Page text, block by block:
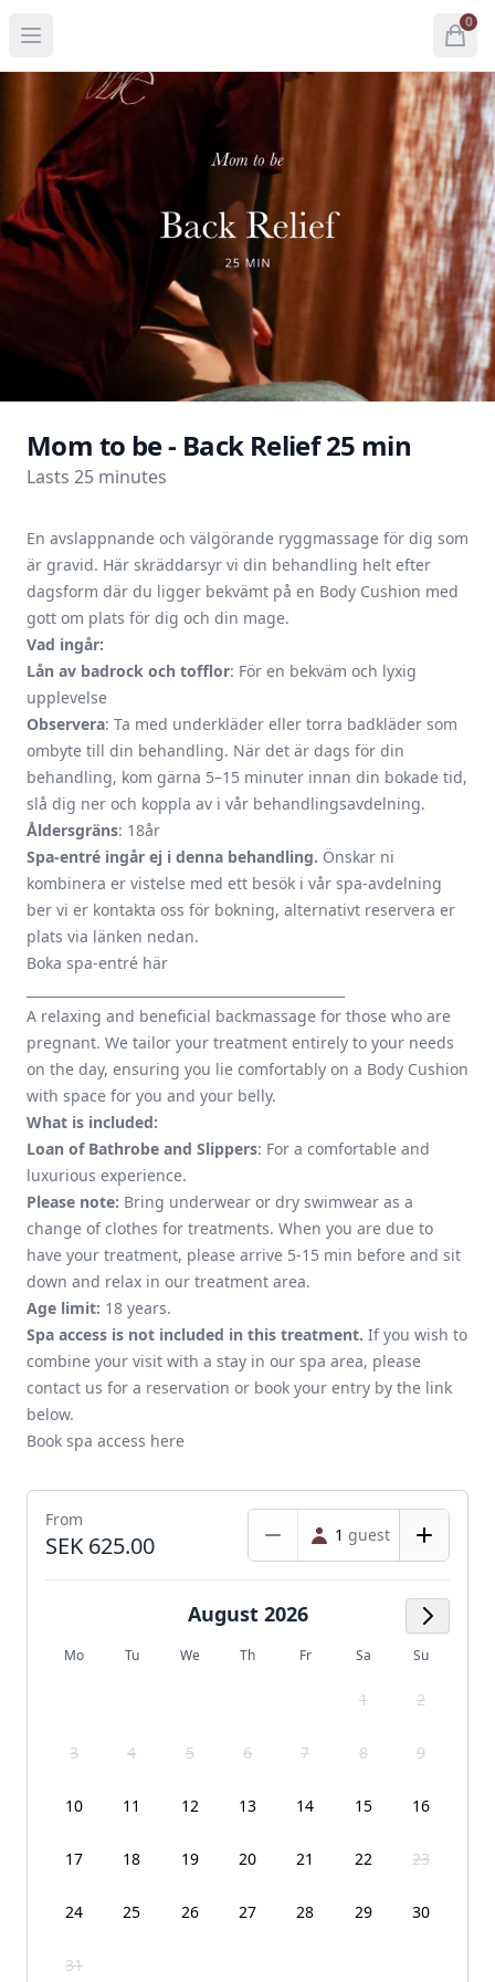
Open menu Open
0
items
Mom to be - Back Relief 25 min
Lasts 25 minutes
En avslappnande och välgörande ryggmassage för dig som
är gravid. Här skräddarsyr vi din behandling helt efter
dagsform där du ligger bekvämt på en Body Cushion med
gott om plats för dig och din mage.
Vad ingår:
Lån av badrock och tofflor: För en bekväm och lyxig
upplevelse
Observera: Ta med underkläder eller torra badkläder som
ombyte till din behandling. När det är dags för din
behandling, kom gärna 5–15 minuter innan din bokade tid,
slå dig ner och koppla av i vår behandlingsavdelning.
Åldersgräns: 18år
Spa-entré ingår ej i denna behandling. Önskar ni
kombinera er vistelse med ett besök i vår spa-avdelning
ber vi er kontakta oss för bokning, alternativt reservera er
plats via länken nedan.
Boka spa-entré här
A relaxing and beneficial backmassage for those who are
pregnant. We tailor your treatment entirely to your needs
on the day, ensuring you lie comfortably on a Body Cushion
with space for you and your belly.
What is included:
Loan of Bathrobe and Slippers: For a comfortable and
luxurious experience.
Please note: Bring underwear or dry swimwear as a
change of clothes for treatments. When you are due to
have your treatment, please arrive 5-15 min before and sit
down and relax in our treatment area.
Age limit: 18 years.
Spa access is not included in this treatment. If you wish to
combine your visit with a stay in our spa area, please
contact us for a reservation or book your entry by the link
below.
Book spa access here
From
SEK 625.00 1 guest
Next
August 2026
Mo Tu We Th Fr Sa Su
1 2
3 4 5 6 7 8 9
10 11 12 13 14 15 16
17 18 19 20 21 22 23
24 25 26 27 28 29 30
31